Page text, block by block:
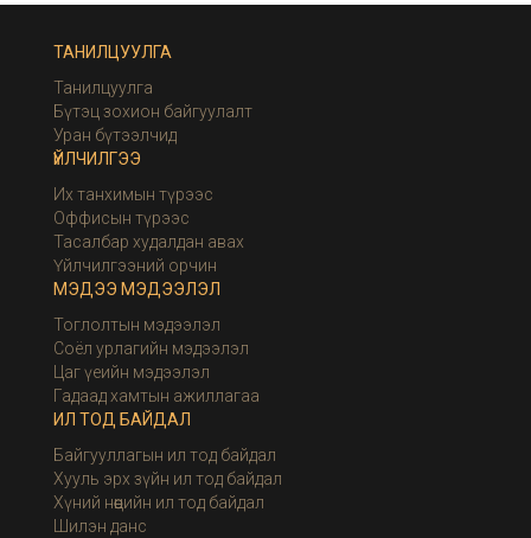
ТАНИЛЦУУЛГА
Танилцуулга
Бүтэц зохион байгуулалт
Уран бүтээлчид
ҮЙЛЧИЛГЭЭ
Их танхимын түрээс
Оффисын түрээс
Тасалбар худалдан авах
Үйлчилгээний орчин
МЭДЭЭ МЭДЭЭЛЭЛ
Тоглолтын мэдээлэл
Соёл урлагийн мэдээлэл
Цаг үеийн мэдээлэл
Гадаад хамтын ажиллагаа
ИЛ ТОД БАЙДАЛ
Байгууллагын ил тод байдал
Хууль эрх зүйн ил тод байдал
Хүний нөөцийн ил тод байдал
Шилэн данс